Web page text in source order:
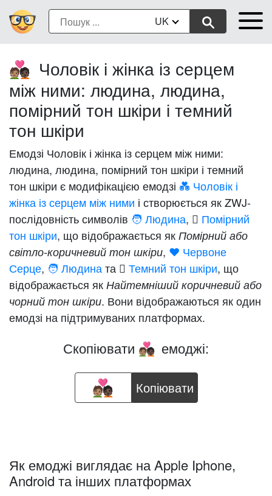
UK
🧑🏽‍❤️‍🧑🏿 Чоловік і жінка із серцем
між ними: людина, людина,
помірний тон шкіри і темний
тон шкіри
Емодзі Чоловік і жінка із серцем між ними:
людина, людина, помірний тон шкіри і темний
тон шкіри є модифікацією емодзі 💑 Чоловік і
жінка із серцем між ними і створюється як ZWJ-
послідовність символів 🧑 Людина, 🏽 Помірний
тон шкіри, що відображається як Помірний або
світло-коричневий тон шкіри, ❤️ Червоне
Серце, 🧑 Людината 🏿 Темний тон шкіри, що
відображається як Найтемніший коричневий або
чорний тон шкіри. Вони відображаються як один
емодзі на підтримуваних платформах.
Скопіювати 🧑🏽‍❤️‍🧑🏿 емоджі:
Копіювати
Як емоджі виглядає на Apple Iphone,
Android та інших платформах